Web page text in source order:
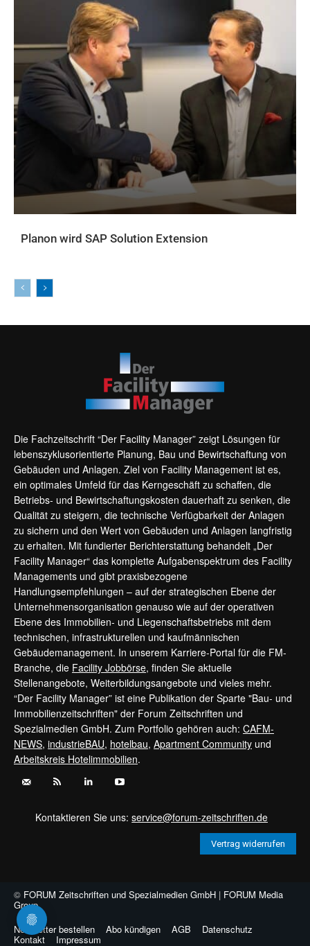
Planon wird SAP Solution Extension
Die Fachzeitschrift “Der Facility Manager” zeigt Lösungen für
lebenszyklusorientierte Planung, Bau und Bewirtschaftung von
Gebäuden und Anlagen. Ziel von Facility Management ist es,
ein optimales Umfeld für das Kerngeschäft zu schaffen, die
Betriebs- und Bewirtschaftungskosten dauerhaft zu senken, die
Qualität zu steigern, die technische Verfügbarkeit der Anlagen
zu sichern und den Wert von Gebäuden und Anlagen langfristig
zu erhalten. Mit fundierter Berichterstattung behandelt „Der
Facility Manager“ das komplette Aufgabenspektrum des Facility
Managements und gibt praxisbezogene
Handlungsempfehlungen – auf der strategischen Ebene der
Unternehmensorganisation genauso wie auf der operativen
Ebene des Immobilien- und Liegenschaftsbetriebs mit dem
technischen, infrastrukturellen und kaufmännischen
Gebäudemanagement. In unserem Karriere-Portal für die FM-
Branche, die Facility Jobbörse, finden Sie aktuelle
Stellenangebote, Weiterbildungsangebote und vieles mehr.
“Der Facility Manager” ist eine Publikation der Sparte "Bau- und
Immobilienzeitschriften" der Forum Zeitschriften und
Spezialmedien GmbH. Zum Portfolio gehören auch: CAFM-
NEWS, industrieBAU, hotelbau, Apartment Community und
Arbeitskreis Hotelimmobilien.
Kontaktieren Sie uns:service@forum-zeitschriften.de
Vertrag widerrufen
© FORUM Zeitschriften und Spezialmedien GmbH | FORUM Media
Group
Newsletter bestellen
Abo kündigen AGB Datenschutz
Kontakt Impressum